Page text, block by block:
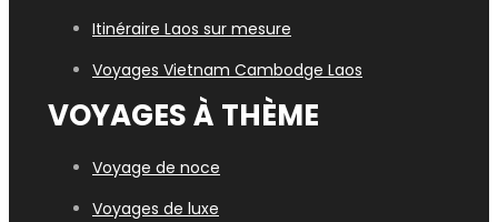
Itinéraire Laos sur mesure
Voyages Vietnam Cambodge Laos
VOYAGES À THÈME
Voyage de noce
Voyages de luxe